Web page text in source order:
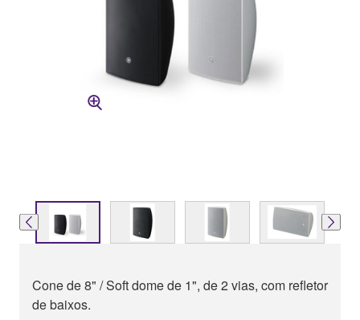
Cone de 8" / Soft dome de 1", de 2 vias, com refletor
de baixos.